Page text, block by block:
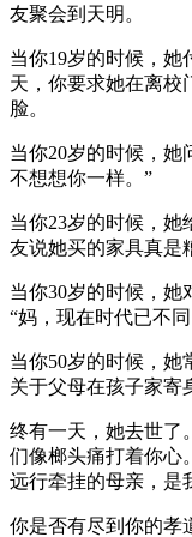
友聚会到天明。
当你19岁的时候，她
天，你要求她在离校
脸。
当你20岁的时候，她
不想想你一样。”
当你23岁的时候，她
友说她买的家具真是
当你30岁的时候，她
“妈，现在时代已不
当你50岁的时候，她
关于父母在孩子家寄
终有一天，她去世了
们像榔头痛打着你心
远行牵挂的母亲，是
你是否有尽到你的孝